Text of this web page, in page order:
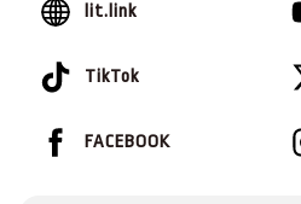
lit.link
TikTok
FACEBOOK